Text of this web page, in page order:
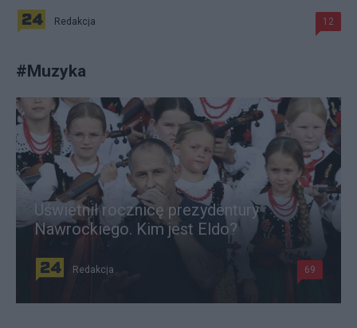
Redakcja 12
#Muzyka
Uświetnił rocznicę prezydentury
Nawrockiego. Kim jest Eldo?
Redakcja 69